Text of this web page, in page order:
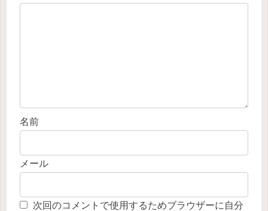
名前
メール
次回のコメントで使用するためブラウザーに自分